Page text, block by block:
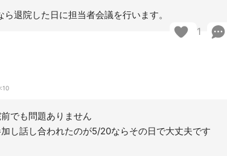
退院した日に担当者会議を行います。
1
でも問題ありません
し話し合われたのが5/20ならその日で大丈夫です